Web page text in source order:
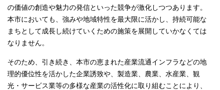
の価値の創造や魅力の発信といった競争が激化しつつあります。
本市においても、強みや地域特性を最大限に活かし、持続可能な
まちとして成長し続けていくための施策を展開していかなくては
なりません。
そのため、引き続き、本市の恵まれた産業流通インフラなどの地
理的優位性を活かした企業誘致や、製造業、農業、水産業、観
光・サービス業等の多様な産業の活性化に取り組むことにより、